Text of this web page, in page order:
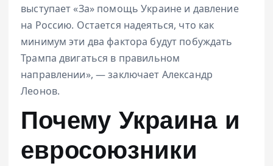
выступает «За» помощь Украине и давление
на Россию. Остается надеяться, что как
минимум эти два фактора будут побуждать
Трампа двигаться в правильном
направлении», — заключает Александр
Леонов.
Почему Украина и
евросоюзники